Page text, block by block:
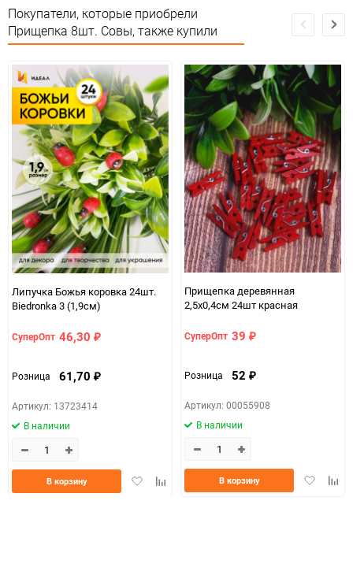
Особые условия Особых условий не требует
Минимальное количество 1
Количество в коробке 1
Единица измерения упак
Покупатели, которые приобрели
Прищепка 8шт. Совы, также купили
Липучка Божья коровка 24шт.
Biedronka 3 (1,9см)
СуперОпт 46,30 ₽
Розница 61,70 ₽
Артикул: 13723414
В наличии
ДобавитьДобавить
В корзину
Прищепка деревянная
2,5х0,4см 24шт красная
СуперОпт 39 ₽
Розница 52 ₽
Артикул: 00055908
В наличии
Добавить
В корзину